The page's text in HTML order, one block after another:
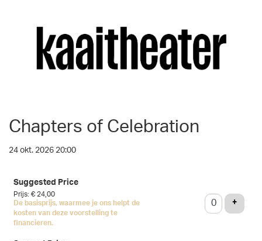
Chapters of Celebration
24 okt. 2026 20:00
Suggested Price
Prijs: € 24,00
De basisprijs, waarmee je ons helpt de
kosten van deze voorstelling te
financieren.
+